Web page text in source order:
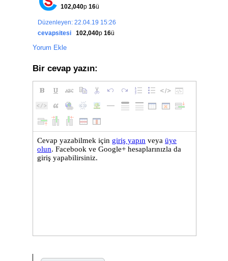
102,040p 16ü
Düzenleyen: 22.04.19 15:26
cevapsitesi
102,040p 16ü
Yorum Ekle
Bir cevap yazın: